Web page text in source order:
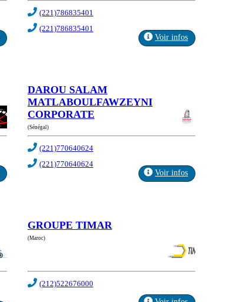
(221)786835401
(221)786835401
Voir infos
DAROU SALAM
MATLABOULFAWZEYNI
CORPORATE
(Sénégal)
(221)770640624
(221)770640624
Voir infos
GROUPE TIMAR
(Maroc)
(212)522676000